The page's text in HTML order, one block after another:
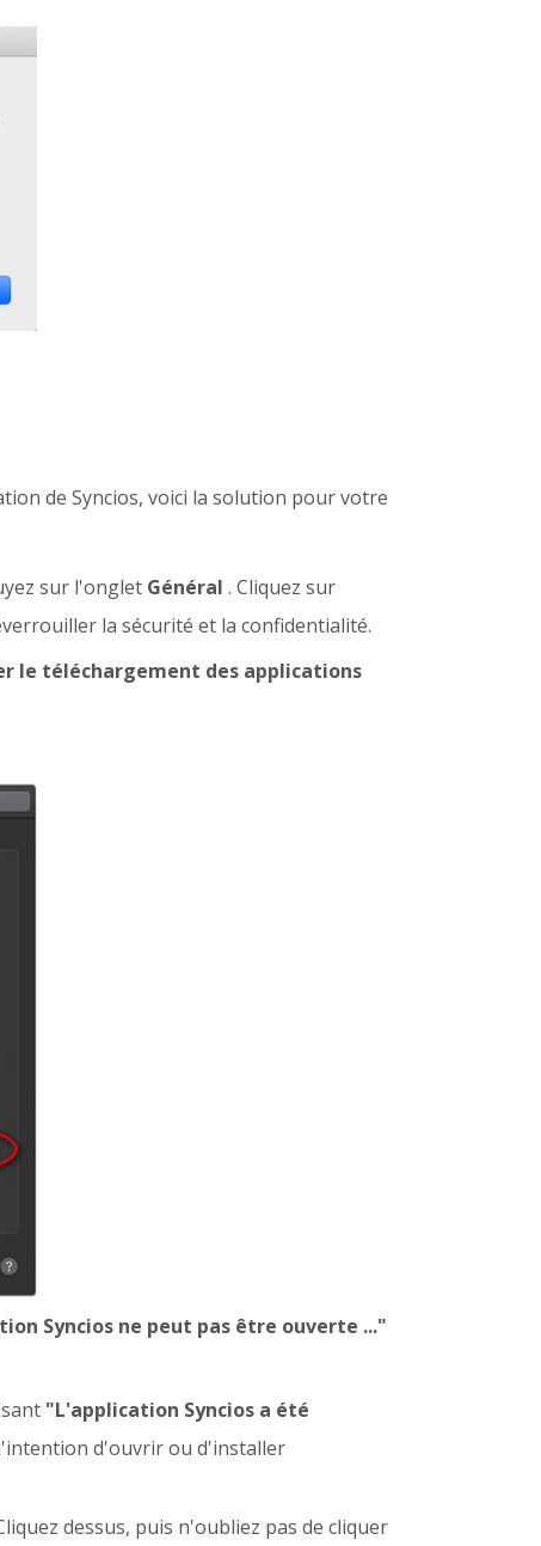
de Syncios, voici la solution pour votre
sur l'onglet Général . Cliquez sur
la sécurité et la confidentialité.
le téléchargement des applications
Syncios ne peut pas être ouverte ..."
"L'application Syncios a été
d'ouvrir ou d'installer
dessus, puis n'oubliez pas de cliquer